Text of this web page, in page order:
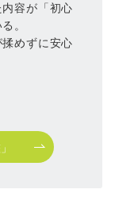
容が「初心
。
めずに安心